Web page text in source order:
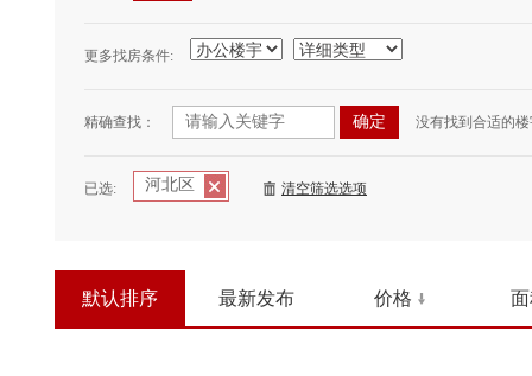
更多找房条件:
精确查找： 没有找到合适的
已选: 河北区 清空筛选选项
默认排序 最新发布 价格